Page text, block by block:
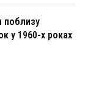
поблизу
у 1960-х роках